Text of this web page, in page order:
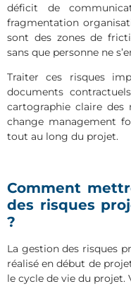
déficit de
fragmentation
sont des zones de
sans que personne ne
Traiter ces risques
documents
cartographie claire des
change management
tout au long du projet.
Comment
des risques
?
La gestion des risques
réalisé en début de
le cycle de vie du projet.